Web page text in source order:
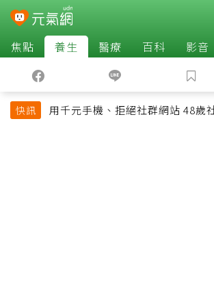
焦點 養生 醫療 百科 影音
快訊
用千元手機、拒絕社群網站 48歲